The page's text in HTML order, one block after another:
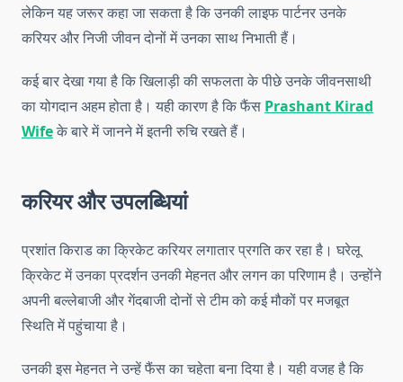
लेकिन यह जरूर कहा जा सकता है कि उनकी लाइफ पार्टनर उनके
करियर और निजी जीवन दोनों में उनका साथ निभाती हैं।
कई बार देखा गया है कि खिलाड़ी की सफलता के पीछे उनके जीवनसाथी
का योगदान अहम होता है। यही कारण है कि फैंस Prashant Kirad
Wifeके बारे में जानने में इतनी रुचि रखते हैं।
करियर और उपलब्धियां
प्रशांत किराड का क्रिकेट करियर लगातार प्रगति कर रहा है। घरेलू
क्रिकेट में उनका प्रदर्शन उनकी मेहनत और लगन का परिणाम है। उन्होंने
अपनी बल्लेबाजी और गेंदबाजी दोनों से टीम को कई मौकों पर मजबूत
स्थिति में पहुंचाया है।
उनकी इस मेहनत ने उन्हें फैंस का चहेता बना दिया है। यही वजह है कि